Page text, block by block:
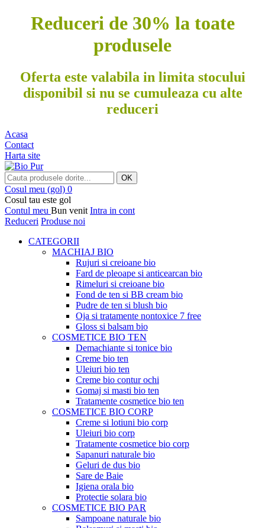
Reduceri de 30% la toate
produsele
Oferta este valabila in limita stocului
disponibil si nu se cumuleaza cu alte
reduceri
Acasa
Contact
Harta site
OK
Cosul meu (gol) 0
Cosul tau este gol
Contul meu Bun venit Intra in cont
Reduceri Produse noi
CATEGORII
MACHIAJ BIO
Rujuri si creioane bio
Fard de pleoape si anticearcan bio
Rimeluri si creioane bio
Fond de ten si BB cream bio
Pudre de ten si blush bio
Oja si tratamente nontoxice 7 free
Gloss si balsam bio
COSMETICE BIO TEN
Demachiante si tonice bio
Creme bio ten
Uleiuri bio ten
Creme bio contur ochi
Gomaj si masti bio ten
Tratamente cosmetice bio ten
COSMETICE BIO CORP
Creme si lotiuni bio corp
Uleiuri bio corp
Tratamente cosmetice bio corp
Sapanuri naturale bio
Geluri de dus bio
Sare de Baie
Igiena orala bio
Protectie solara bio
COSMETICE BIO PAR
Sampoane naturale bio